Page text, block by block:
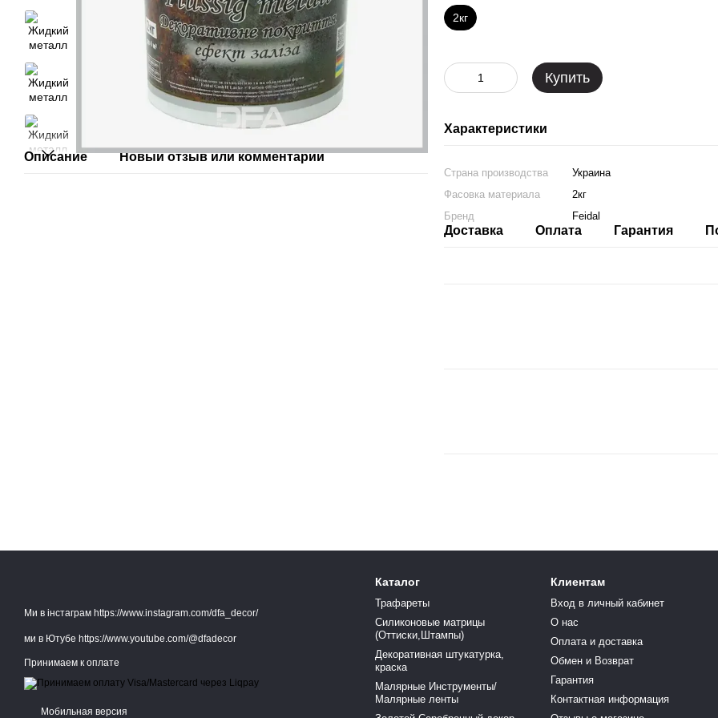
Описание Новый отзыв или комментарий
2кг
Купить
Характеристики
Страна производства
Украина
Фасовка материала
2кг
Бренд
Feidal
Доставка Оплата Гарантия
Ми в інстаграм https://www.instagram.com/dfa_decor/
ми в Ютубе https://www.youtube.com/@dfadecor
Принимаем к оплате
Мобильная версия
Каталог
Трафареты
Силиконовые матрицы
(Оттиски,Штампы)
Декоративная штукатурка,
краска
Малярные Инструменты/
Малярные ленты
Клиентам
Вход в личный кабинет
О нас
Оплата и доставка
Обмен и Возврат
Гарантия
Контактная информация